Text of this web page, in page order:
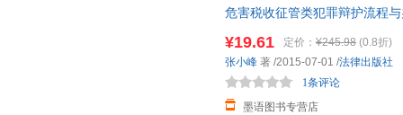
危害税收征管类犯罪辩护流程
¥19.61 定价： ¥245.98 (0.8折)
墨语图书专营店
1条评论
张小峰 著 /2015-07-01 /法律出版社